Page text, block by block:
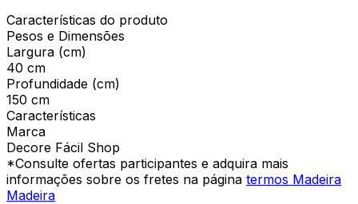
Características do produto
Pesos e Dimensões
Largura (cm)
40 cm
Profundidade (cm)
150 cm
Características
Marca
Decore Fácil Shop
*Consulte ofertas participantes e adquira mais
informações sobre os fretes na página termos Madeira
Madeira